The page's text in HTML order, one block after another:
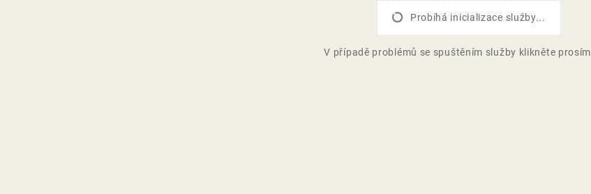
Probíhá inicializace služby...
V případě problémů se spuštěním služby klikněte prosím